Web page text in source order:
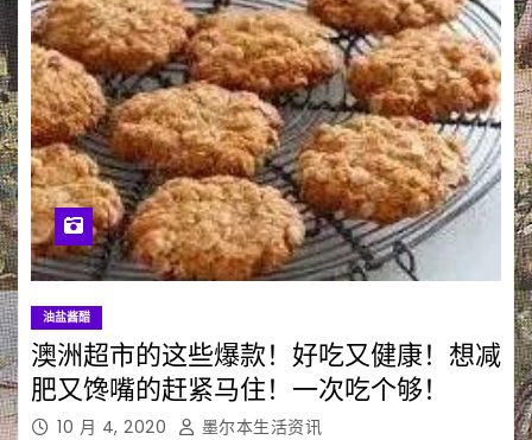
油盐酱醋
澳洲超市的这些爆款！好吃又健康！想减
肥又馋嘴的赶紧马住！一次吃个够！
10 月 4, 2020 墨尔本生活资讯